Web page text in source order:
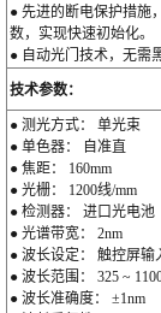
● 先进的断电保护措施
数，实现快速初始化。
● 自动光门技术，无需
技术参数：
● 测光方式： 单光束
● 单色器： 自准直
● 焦距： 160mm
● 光栅： 1200线/mm
● 检测器： 进口光电池
● 光谱带宽： 2nm
● 波长设定： 触控屏输
● 波长范围： 325 ~
● 波长准确度： ±1nm